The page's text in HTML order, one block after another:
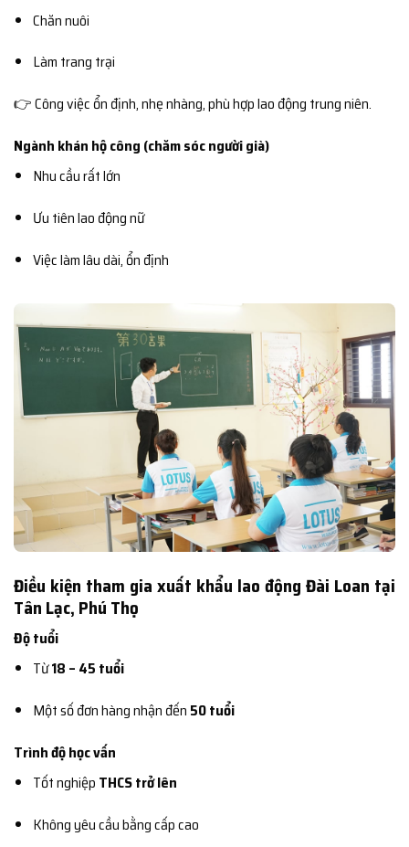
Chăn nuôi
Làm trang trại
👉 Công việc ổn định, nhẹ nhàng, phù hợp lao động trung niên.
Ngành khán hộ công (chăm sóc người già)
Nhu cầu rất lớn
Ưu tiên lao động nữ
Việc làm lâu dài, ổn định
Điều kiện tham gia xuất khẩu lao động Đài Loan tại
Tân Lạc, Phú Thọ
Độ tuổi
Từ18 – 45 tuổi
Một số đơn hàng nhận đến 50 tuổi
Trình độ học vấn
Tốt nghiệp THCS trở lên
Không yêu cầu bằng cấp cao